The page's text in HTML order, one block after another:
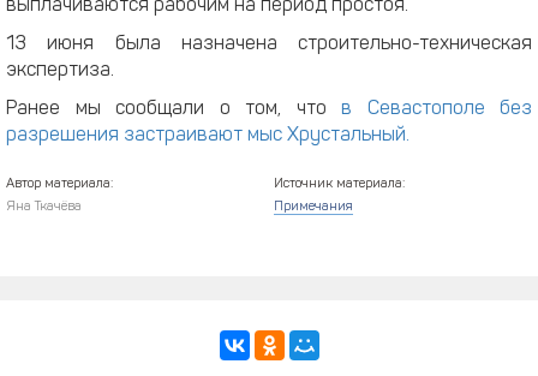
выплачиваются рабочим на период простоя.
13 июня была назначена строительно-техническая
экспертиза.
Ранее мы сообщали о том, что в Севастополе без
разрешения застраивают мыс Хрустальный.
Автор материала:
Яна Ткачёва
Источник материала:
Примечания